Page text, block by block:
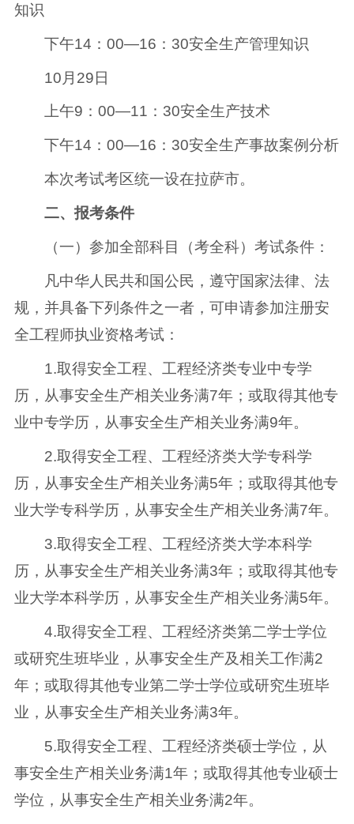
知识
下午14：00—16：30安全生产管理知识
10月29日
上午9：00—11：30安全生产技术
下午14：00—16：30安全生产事故案例分析
本次考试考区统一设在拉萨市。
二、报考条件
（一）参加全部科目（考全科）考试条件：
凡中华人民共和国公民，遵守国家法律、法
规，并具备下列条件之一者，可申请参加注册安
全工程师执业资格考试：
1.取得安全工程、工程经济类专业中专学
历，从事安全生产相关业务满7年；或取得其他专
业中专学历，从事安全生产相关业务满9年。
2.取得安全工程、工程经济类大学专科学
历，从事安全生产相关业务满5年；或取得其他专
业大学专科学历，从事安全生产相关业务满7年。
3.取得安全工程、工程经济类大学本科学
历，从事安全生产相关业务满3年；或取得其他专
业大学本科学历，从事安全生产相关业务满5年。
4.取得安全工程、工程经济类第二学士学位
或研究生班毕业，从事安全生产及相关工作满2
年；或取得其他专业第二学士学位或研究生班毕
业，从事安全生产相关业务满3年。
5.取得安全工程、工程经济类硕士学位，从
事安全生产相关业务满1年；或取得其他专业硕士
学位，从事安全生产相关业务满2年。